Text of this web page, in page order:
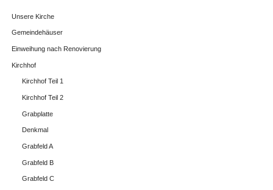
Unsere Kirche
Gemeindehäuser
Einweihung nach Renovierung
Kirchhof
Kirchhof Teil 1
Kirchhof Teil 2
Grabplatte
Denkmal
Grabfeld A
Grabfeld B
Grabfeld C